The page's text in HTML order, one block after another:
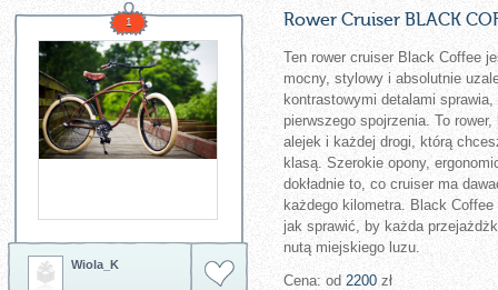
1
Wiola_K
Rower Cruiser BLACK
Ten rower cruiser Black Coffee
mocny, stylowy i absolutnie
kontrastowymi detalami
pierwszego spojrzenia. To
alejek i każdej drogi, którą
klasą. Szerokie opony,
dokładnie to, co cruiser ma
każdego kilometra. Black
jak sprawić, by każda
nutą miejskiego luzu.
Cena: od 2200 zł